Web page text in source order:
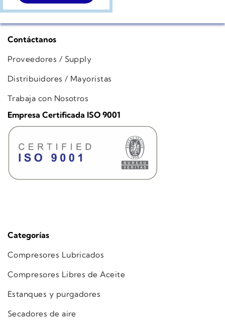
Categorías
Compresores Lubricados
Compresores Libres de Aceite
Estanques y purgadores
Secadores de aire
Contáctanos
Proveedores / Supply
Distribuidores / Mayoristas
Trabaja con Nosotros
Empresa Certificada ISO 9001